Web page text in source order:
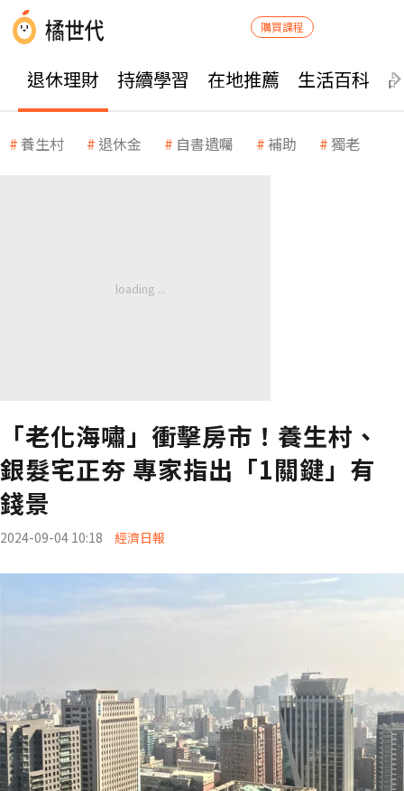
購買課程
退休理財 持續學習 在地推薦 生活百科
養生村 退休金 自書遺囑 補助 獨老
「老化海嘯」衝擊房市！養生村、
銀髮宅正夯 專家指出「1關鍵」有
錢景
2024-09-04 10:18 經濟日報